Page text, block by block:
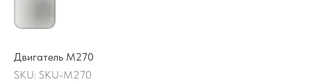
Двигатель M270
SKU: SKU-M270